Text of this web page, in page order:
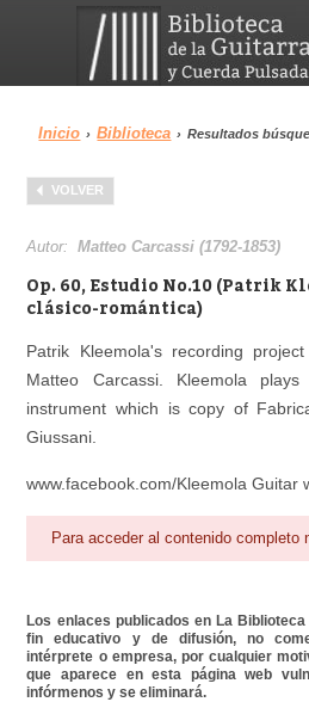
Menu
Biblioteca
Inicio › Biblioteca › Resultados
VOLVER
Autor:Matteo Carcassi (1792-1853)
Op. 60, Estudio No.10 (Patrik
clásico-romántica)
Patrik Kleemola's recording
Matteo Carcassi. Kleemola
instrument which is copy of
Giussani.
www.facebook.com/Kleemola Guitar
Para acceder al contenido completo
Los enlaces publicados en La
fin educativo y de difusión, no
intérprete o empresa, por cualquier
que aparece en esta página web
infórmenos y se eliminará.